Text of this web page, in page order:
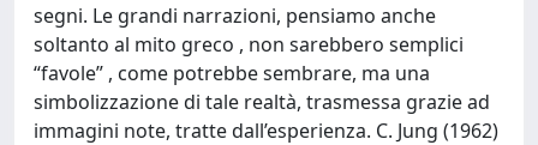
segni. Le grandi narrazioni, pensiamo anche
soltanto al mito greco , non sarebbero semplici
“favole” , come potrebbe sembrare, ma una
simbolizzazione di tale realtà, trasmessa grazie ad
immagini note, tratte dall’esperienza. C. Jung (1962)